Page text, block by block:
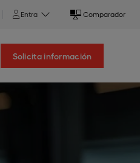
Entra Comparador
Solicita información